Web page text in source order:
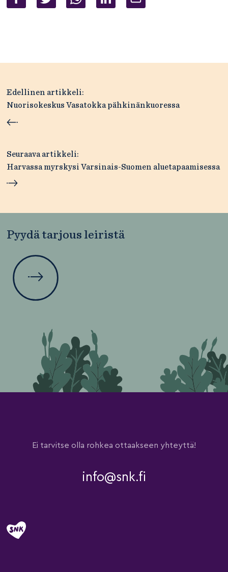
Artikkelien
selaus
Edellinen artikkeli:
Nuorisokeskus Vasatokka pähkinänkuoressa
Seuraava artikkeli:
Harvassa myrskysi Varsinais-Suomen aluetapaamisessa
Pyydä tarjous leiristä
Ei tarvitse olla rohkea ottaakseen yhteyttä!
info@snk.fi